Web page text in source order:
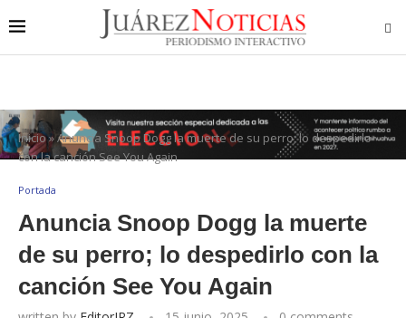
Inicio»Anuncia Snoop Dogg la muerte de su perro; lo despedirlo
con la canción See You Again
Portada
Anuncia Snoop Dogg la muerte
de su perro; lo despedirlo con la
canción See You Again